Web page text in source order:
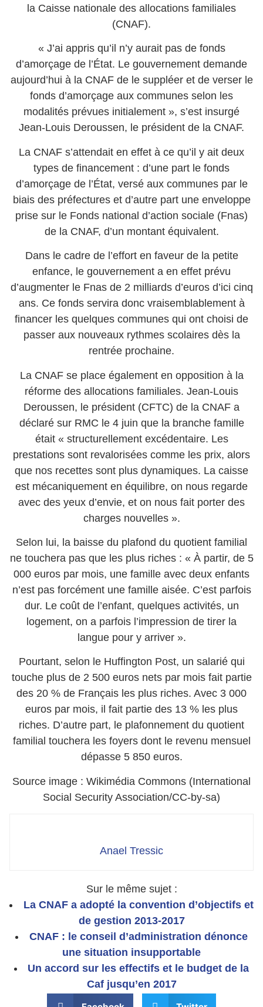
la Caisse nationale des allocations familiales
(CNAF).
« J’ai appris qu’il n’y aurait pas de fonds
d’amorçage de l’État. Le gouvernement demande
aujourd’hui à la CNAF de le suppléer et de verser le
fonds d’amorçage aux communes selon les
modalités prévues initialement », s’est insurgé
Jean-Louis Deroussen, le président de la CNAF.
La CNAF s’attendait en effet à ce qu’il y ait deux
types de financement : d’une part le fonds
d’amorçage de l’État, versé aux communes par le
biais des préfectures et d’autre part une enveloppe
prise sur le Fonds national d’action sociale (Fnas)
de la CNAF, d’un montant équivalent.
Dans le cadre de l’effort en faveur de la petite
enfance, le gouvernement a en effet prévu
d’augmenter le Fnas de 2 milliards d’euros d’ici cinq
ans. Ce fonds servira donc vraisemblablement à
financer les quelques communes qui ont choisi de
passer aux nouveaux rythmes scolaires dès la
rentrée prochaine.
La CNAF se place également en opposition à la
réforme des allocations familiales. Jean-Louis
Deroussen, le président (CFTC) de la CNAF a
déclaré sur RMC le 4 juin que la branche famille
était « structurellement excédentaire. Les
prestations sont revalorisées comme les prix, alors
que nos recettes sont plus dynamiques. La caisse
est mécaniquement en équilibre, on nous regarde
avec des yeux d’envie, et on nous fait porter des
charges nouvelles ».
Selon lui, la baisse du plafond du quotient familial
ne touchera pas que les plus riches : « À partir, de 5
000 euros par mois, une famille avec deux enfants
n’est pas forcément une famille aisée. C’est parfois
dur. Le coût de l’enfant, quelques activités, un
logement, on a parfois l’impression de tirer la
langue pour y arriver ».
Pourtant, selon le Huffington Post, un salarié qui
touche plus de 2 500 euros nets par mois fait partie
des 20 % de Français les plus riches. Avec 3 000
euros par mois, il fait partie des 13 % les plus
riches. D’autre part, le plafonnement du quotient
familial touchera les foyers dont le revenu mensuel
dépasse 5 850 euros.
Source image : Wikimédia Commons (International
Social Security Association/CC-by-sa)
Anael Tressic
Sur le même sujet :
La CNAF a adopté la convention d’objectifs et
de gestion 2013-2017
CNAF : le conseil d’administration dénonce
une situation insupportable
Un accord sur les effectifs et le budget de la
Caf jusqu’en 2017